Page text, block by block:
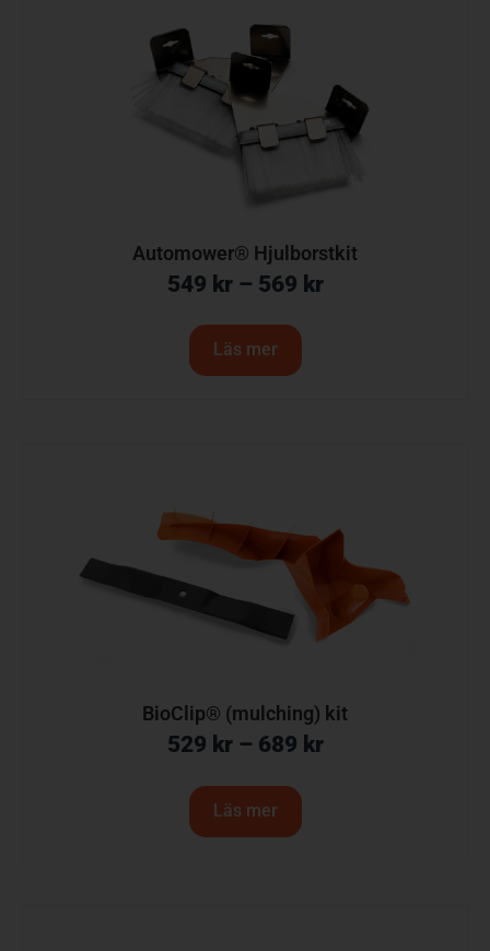
Automower® Hjulborstkit
549 kr – 569 kr
Läs mer
BioClip® (mulching) kit
529 kr – 689 kr
Läs mer